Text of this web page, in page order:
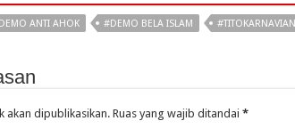
ANTI AHOK #DEMO BELA ISLAM #TITOKARNAVIAN
akan dipublikasikan.Ruas yang wajib ditandai *